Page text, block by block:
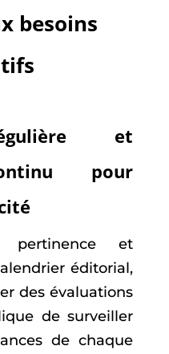
besoins
et
pour
et
éditorial,
des évaluations
de surveiller
de chaque